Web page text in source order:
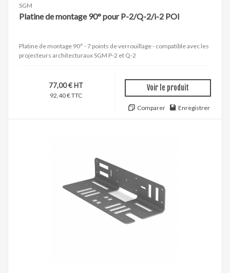
SGM
Platine de montage 90° pour P-2/Q-2/i-2 POI
Platine de montage 90° - 7 points de verrouillage - compatible avec les
projecteurs architecturaux SGM P-2 et Q-2
77,00 € HT
92,40 € TTC
Voir le produit
Comparer Enregistrer